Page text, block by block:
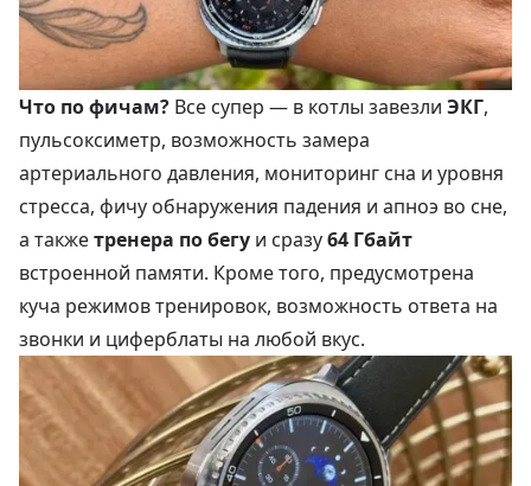
Что по фичам? Все супер — в котлы завезли ЭКГ,
пульсоксиметр, возможность замера
артериального давления, мониторинг сна и уровня
стресса, фичу обнаружения падения и апноэ во сне,
а такжетренера по бегу и сразу64 Гбайт
встроенной памяти. Кроме того, предусмотрена
куча режимов тренировок, возможность ответа на
звонки и циферблаты на любой вкус.